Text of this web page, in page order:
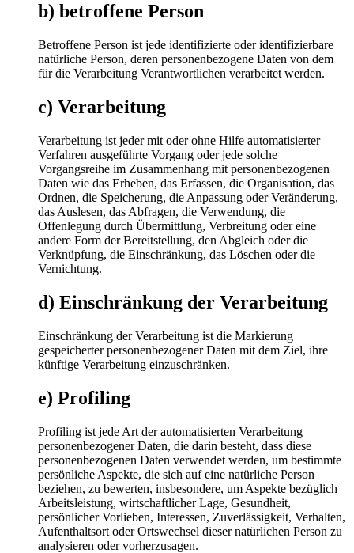
b) betroffene Person
Betroffene Person ist jede identifizierte oder identifizierbare
natürliche Person, deren personenbezogene Daten von dem
für die Verarbeitung Verantwortlichen verarbeitet werden.
c) Verarbeitung
Verarbeitung ist jeder mit oder ohne Hilfe automatisierter
Verfahren ausgeführte Vorgang oder jede solche
Vorgangsreihe im Zusammenhang mit personenbezogenen
Daten wie das Erheben, das Erfassen, die Organisation, das
Ordnen, die Speicherung, die Anpassung oder Veränderung,
das Auslesen, das Abfragen, die Verwendung, die
Offenlegung durch Übermittlung, Verbreitung oder eine
andere Form der Bereitstellung, den Abgleich oder die
Verknüpfung, die Einschränkung, das Löschen oder die
Vernichtung.
d) Einschränkung der Verarbeitung
Einschränkung der Verarbeitung ist die Markierung
gespeicherter personenbezogener Daten mit dem Ziel, ihre
künftige Verarbeitung einzuschränken.
e) Profiling
Profiling ist jede Art der automatisierten Verarbeitung
personenbezogener Daten, die darin besteht, dass diese
personenbezogenen Daten verwendet werden, um bestimmte
persönliche Aspekte, die sich auf eine natürliche Person
beziehen, zu bewerten, insbesondere, um Aspekte bezüglich
Arbeitsleistung, wirtschaftlicher Lage, Gesundheit,
persönlicher Vorlieben, Interessen, Zuverlässigkeit, Verhalten,
Aufenthaltsort oder Ortswechsel dieser natürlichen Person zu
analysieren oder vorherzusagen.